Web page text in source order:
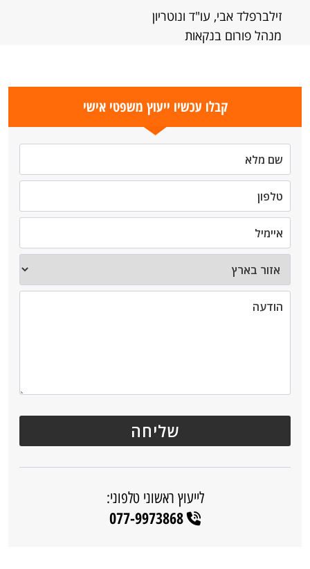
זילברפלד אבי, עו"ד ונוטריון
מנהל פורום בנקאות
קבלו עכשיו ייעוץ משפטי אישי
לייעוץ ראשוני טלפוני:
077-9973868